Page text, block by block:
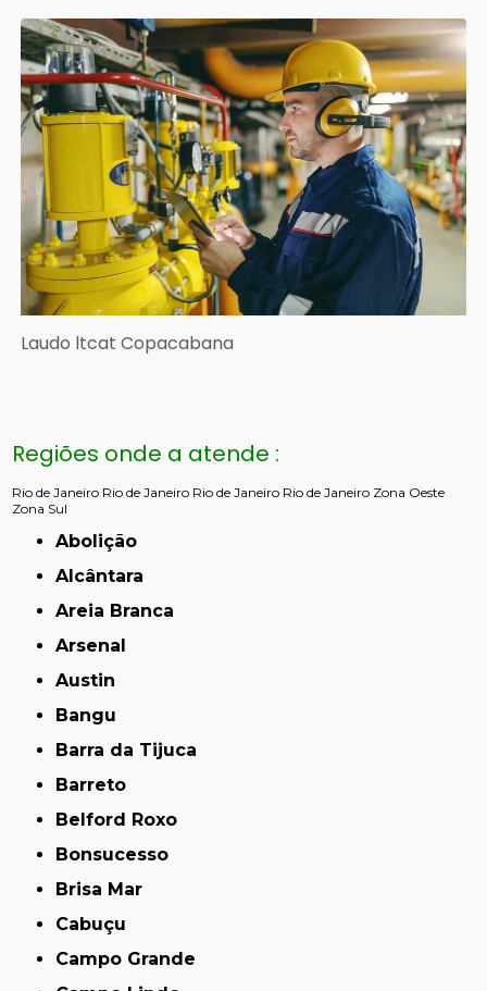
Laudo ltcat Copacabana
Regiões onde a atende :
Rio de Janeiro Rio de Janeiro Rio de Janeiro Rio de Janeiro Zona Oeste
Zona Sul
Abolição
Alcântara
Areia Branca
Arsenal
Austin
Bangu
Barra da Tijuca
Barreto
Belford Roxo
Bonsucesso
Brisa Mar
Cabuçu
Campo Grande